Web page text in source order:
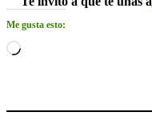
Me gusta esto:
Cargando...